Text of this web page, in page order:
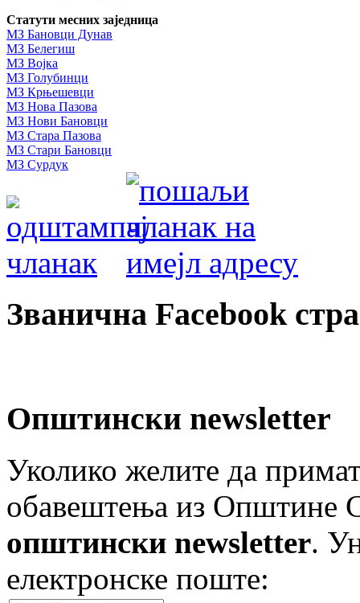
Статути месних заједница
МЗ Бановци Дунав
МЗ Белегиш
МЗ Војка
МЗ Голубинци
МЗ Крњешевци
МЗ Нова Пазова
МЗ Нови Бановци
МЗ Стара Пазова
МЗ Стари Бановци
МЗ Сурдук
Званична Facebook
Општински newsletter
Уколико желите да
обавештења из Општине
општински newsletter.
електронске поште: